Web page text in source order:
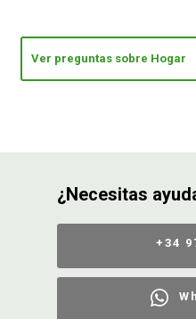
Ver preguntas sobre Hogar
¿Necesitas
+34